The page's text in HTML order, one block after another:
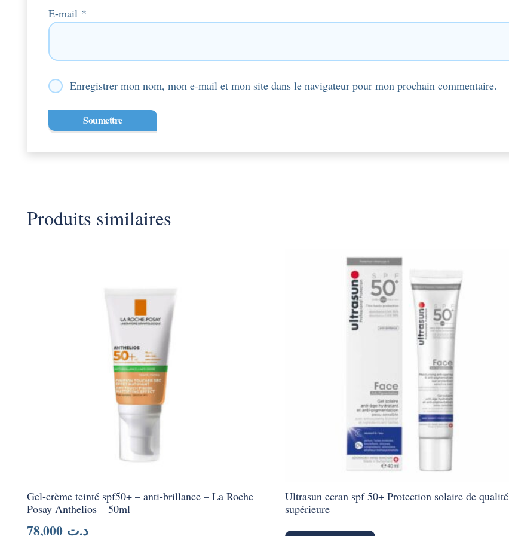
E-mail *
Enregistrer mon nom, mon e-mail et mon site dans le navigateur pour mon prochain commentaire.
Produits similaires
Gel-crème teinté spf50+ – anti-brillance – La Roche
Posay Anthelios – 50ml
د.ت
Ultrasun ecran spf 50+ Protection solaire de qualité
supérieure